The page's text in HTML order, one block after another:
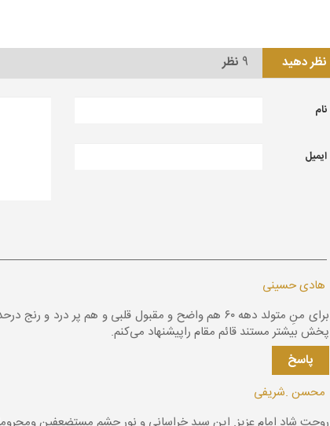
نظر دهید 9 نظر
نام
ایمیل
هادی حسینی
برای منِ متولد دهه ۶۰ هم واضح و مقبول قلبی و هم پر
پخش بیشتر مستند قائم مقام راپیشنهاد می‌کنم.
پاسخ
محسن .شریفی